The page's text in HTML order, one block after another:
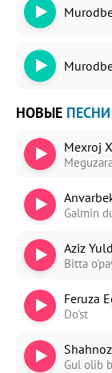
НОВЫЕ
Mexroj
Galmin
Aziz
Bitta
Feruza
Do'st
Gul olib